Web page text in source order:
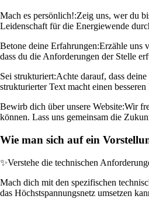
Mach es persönlich!:Zeig uns, wer du
Leidenschaft für die Energiewende
Betone deine Erfahrungen:Erzähle uns
dass du die Anforderungen der Stelle
Sei strukturiert:Achte darauf, dass
strukturierter Text macht einen
Bewirb dich über unsere Website:Wir
können. Lass uns gemeinsam die
Wie man sich auf ein
✨Verstehe die technischen
Mach dich mit den spezifischen
das Höchstspannungsnetz umsetzen